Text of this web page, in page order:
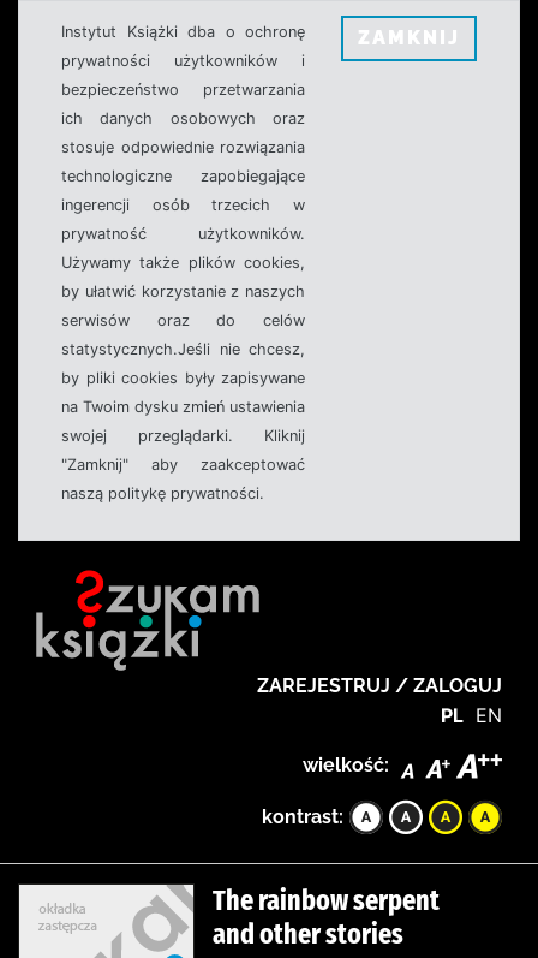
Instytut Książki dba o ochronę
prywatności użytkowników i
bezpieczeństwo przetwarzania
ich danych osobowych oraz
stosuje odpowiednie rozwiązania
technologiczne zapobiegające
ingerencji osób trzecich w
prywatność użytkowników.
Używamy także plików cookies,
by ułatwić korzystanie z naszych
serwisów oraz do celów
statystycznych.Jeśli nie chcesz,
by pliki cookies były zapisywane
na Twoim dysku zmień ustawienia
swojej przeglądarki. Kliknij
"Zamknij" aby zaakceptować
naszą politykę prywatności.
ZAMKNIJ
ZAREJESTRUJ / ZALOGUJ
PL EN
wielkość:
kontrast:
The rainbow serpent
and other stories